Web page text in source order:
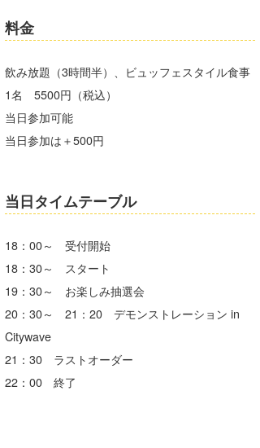
料金
飲み放題（3時間半）、ビュッフェスタイル食事
1名 5500円（税込）
当日参加可能
当日参加は＋500円
当日タイムテーブル
18：00～ 受付開始
18：30～ スタート
19：30～ お楽しみ抽選会
20：30～ 21：20 デモンストレーション in
Citywave
21：30 ラストオーダー
22：00 終了